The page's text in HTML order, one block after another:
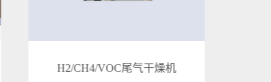
低压发酵组合式冷却器